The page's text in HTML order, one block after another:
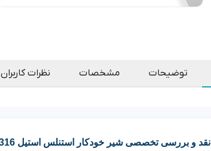
توضیحات مشخصات نظرات کاربران
نقد و بررسی تخصصی شیر خودکار استنلس استیل 316 رزوه‌ای NPT کلاس 800 ASTM A182 F316